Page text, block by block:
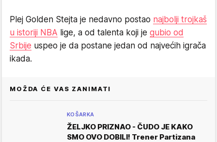
Plej Golden Stejta je nedavno postao najbolji trojkaš
u istoriji NBA lige, a od talenta koji je gubio od
Srbije uspeo je da postane jedan od najvećih igrača
ikada.
MOŽDA ĆE VAS ZANIMATI
KOŠARKA
ŽELJKO PRIZNAO - ČUDO JE KAKO
SMO OVO DOBILI! Trener Partizana